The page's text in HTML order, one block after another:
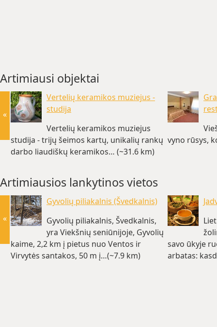
Artimiausi objektai
Vertelių keramikos muziejus -
studija
Vertelių keramikos muziejus
studija - trijų šeimos kartų, unikalių rankų
darbo liaudiškų keramikos… (~31.6 km)
vyno rūsys,
«
Artimiausios lankytinos vietos
Gyvolių piliakalnis (Švedkalnis)
Gyvolių piliakalnis, Švedkalnis,
yra Viekšnių seniūnijoje, Gyvolių
kaime, 2,2 km į pietus nuo Ventos ir
Virvytės santakos, 50 m į…(~7.9 km)
savo ūkyje
arbatas:
«